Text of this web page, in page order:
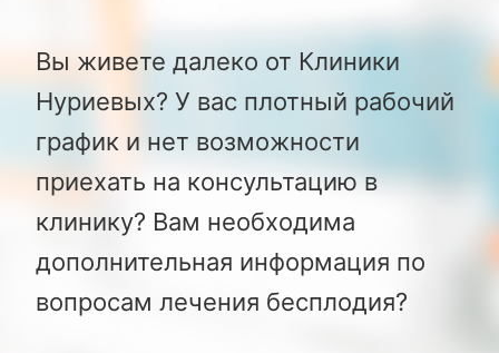
Вы живете далеко от Клиники
Нуриевых? У вас плотный рабочий
график и нет возможности
приехать на консультацию в
клинику? Вам необходима
дополнительная информация по
вопросам лечения бесплодия?